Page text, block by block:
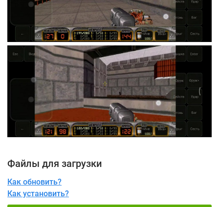
Файлы для загрузки
Как обновить?
Как установить?